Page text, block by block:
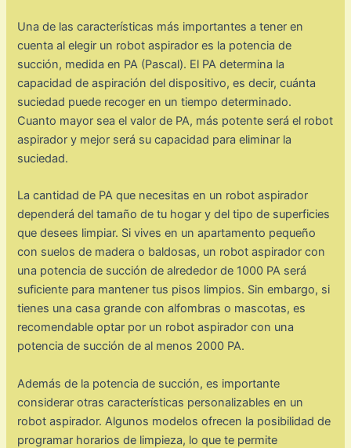
Una de las características más importantes a tener en
cuenta al elegir un robot aspirador es la potencia de
succión, medida en PA (Pascal). El PA determina la
capacidad de aspiración del dispositivo, es decir, cuánta
suciedad puede recoger en un tiempo determinado.
Cuanto mayor sea el valor de PA, más potente será el robot
aspirador y mejor será su capacidad para eliminar la
suciedad.
La cantidad de PA que necesitas en un robot aspirador
dependerá del tamaño de tu hogar y del tipo de superficies
que desees limpiar. Si vives en un apartamento pequeño
con suelos de madera o baldosas, un robot aspirador con
una potencia de succión de alrededor de 1000 PA será
suficiente para mantener tus pisos limpios. Sin embargo, si
tienes una casa grande con alfombras o mascotas, es
recomendable optar por un robot aspirador con una
potencia de succión de al menos 2000 PA.
Además de la potencia de succión, es importante
considerar otras características personalizables en un
robot aspirador. Algunos modelos ofrecen la posibilidad de
programar horarios de limpieza, lo que te permite